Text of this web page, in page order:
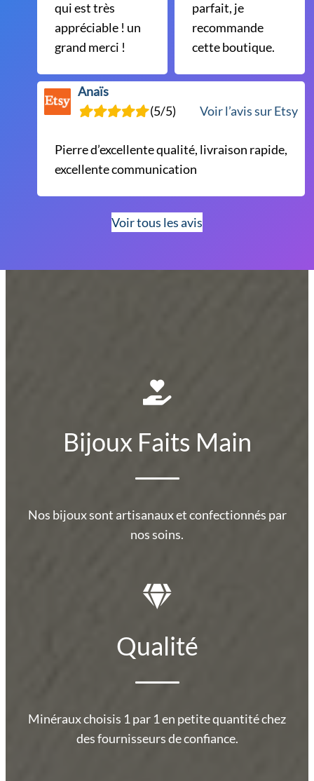
qui est très
appréciable ! un
grand merci !
parfait, je
recommande
cette boutique.
Anaïs
(5/5)
Voir l’avis sur Etsy
Pierre d’excellente qualité, livraison rapide,
excellente communication
Voir tous les avis
Bijoux Faits Main
Nos bijoux sont artisanaux et confectionnés par
nos soins.
Qualité
Minéraux choisis 1 par 1 en petite quantité chez
des fournisseurs de confiance.